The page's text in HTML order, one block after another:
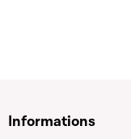
Informations